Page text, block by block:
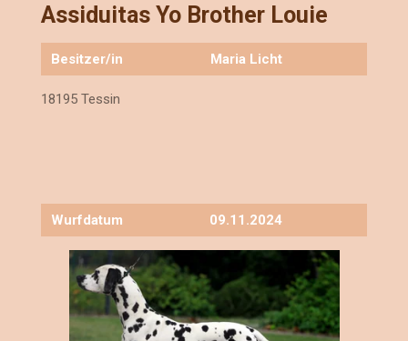
Assiduitas Yo Brother Louie
Besitzer/in Maria Licht
18195 Tessin
Wurfdatum 09.11.2024